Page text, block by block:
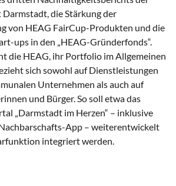
die Stärkung der
von HEAG FairCup-Produkten und die
ups in den „HEAG-Gründerfonds“.
die HEAG, ihr Portfolio im Allgemeinen
sich sowohl auf Dienstleistungen
Unternehmen als auch auf
und Bürger. So soll etwa das
„Darmstadt im Herzen“ – inklusive
App – weiterentwickelt
integriert werden.